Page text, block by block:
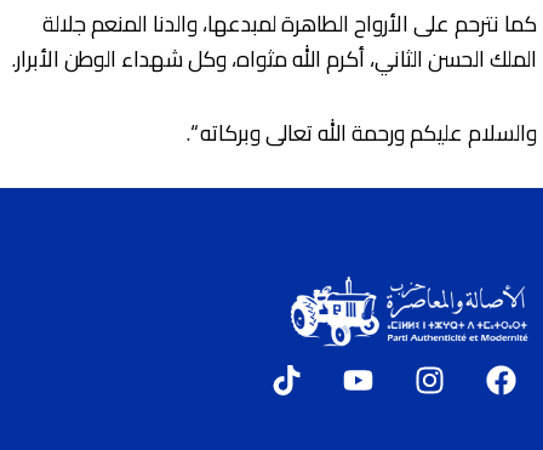
كما نترحم على الأرواح الطاهرة لمبدعها، والدنا المنعم جلالة
الملك الحسن الثاني، أكرم الله مثواه، وكل شهداء الوطن الأبرار.
والسلام عليكم ورحمة الله تعالى وبركاته “.
F
a
I
n
Y
o
T
i